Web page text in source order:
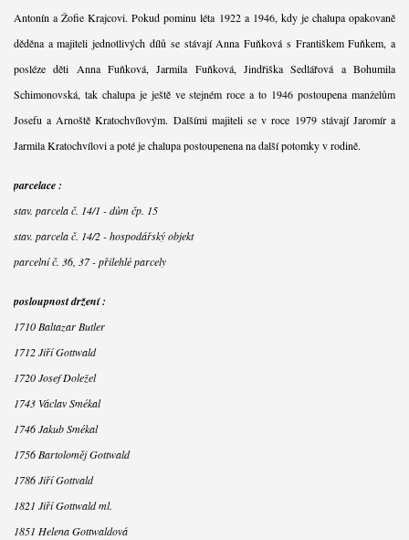
Antonín a Žofie Krajcovi. Pokud pominu léta 1922 a 1946, kdy je chalupa opakovaně
děděna a majiteli jednotlivých dílů se stávají Anna Fuňková s Františkem Fuňkem, a
posléze děti Anna Fuňková, Jarmila Fuňková, Jindřiška Sedlářová a Bohumila
Schimonovská, tak chalupa je ještě ve stejném roce a to 1946 postoupena manželům
Josefu a Arnoště Kratochvílovým. Dalšími majiteli se v roce 1979 stávají Jaromír a
Jarmila Kratochvílovi a poté je chalupa postoupenena na další potomky v rodině.
parcelace :
stav. parcela č. 14/1 - dům čp. 15
stav. parcela č. 14/2 - hospodářský objekt
parcelní č. 36, 37 - přilehlé parcely
posloupnost držení :
1710 Baltazar Butler
1712 Jiří Gottwald
1720 Josef Doležel
1743 Václav Smékal
1746 Jakub Smékal
1756 Bartoloměj Gottwald
1786 Jiří Gottvald
1821 Jiří Gottwald ml.
1851 Helena Gottwaldová